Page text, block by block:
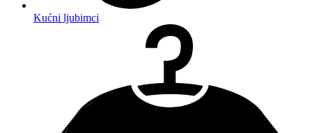
Kućni ljubimci